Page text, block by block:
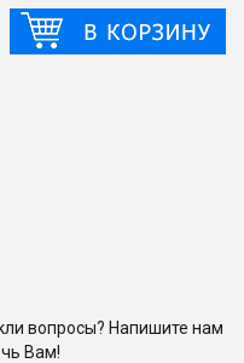
вопросы? Напишите нам
Вам!